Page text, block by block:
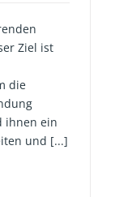
Ziel ist
die
ihnen ein
und [...]